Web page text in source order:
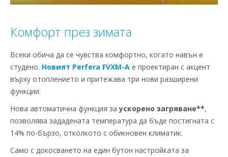
Комфорт през зимата
Всеки обича да се чувства комфортно, когато навън е
студено. Новият Perfera FVXM-A е проектиран с акцент
върху отоплението и притежава три нови разширени
функции:
Нова автоматична функция заускорено загряване**,
позволява зададената температура да бъде постигната с
14% по-бързо, отколкото с обикновен климатик.
Само с докосването на един бутон настройката за